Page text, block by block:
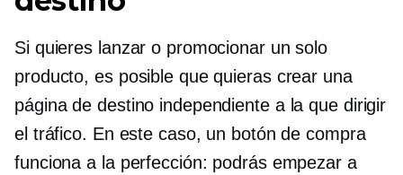
Si quieres lanzar o promocionar un solo
producto, es posible que quieras crear una
página de destino independiente a la que dirigir
el tráfico. En este caso, un botón de compra
funciona a la perfección: podrás empezar a